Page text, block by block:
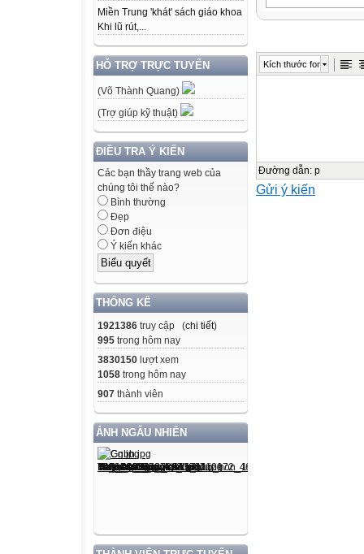
Miền Trung 'khát' sách giáo khoa
Khi lũ rút,...
HỖ TRỢ TRỰC TUYẾN
(Võ Thành Quang)
(Trợ giúp kỹ thuật)
ĐIỀU TRA Ý KIẾN
Các bạn thầy trang web của
chúng tôi thế nào?
Bình thường
Đẹp
Đơn điệu
Ý kiến khác
THỐNG KÊ
1921386 truy cập (chi tiết)
995 trong hôm nay
3830150 lượt xem
1058 trong hôm nay
907 thành viên
ẢNH NGẪU NHIÊN
TRƯỜNG
Môn thi thành
Thời gian làm
Kích thước font
Đường dẫn: p
Gửi ý kiến